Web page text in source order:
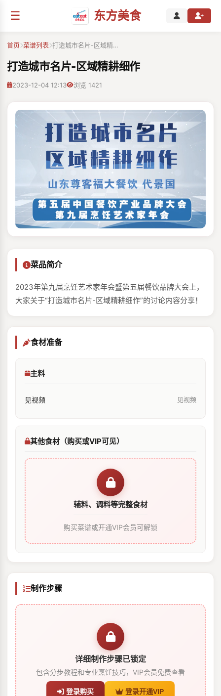
☰ 东方美食
首页 菜谱列表 打造城市名片-区域精…
打造城市名片-区域精耕细作
2023-12-04 12:13 浏览 1421
菜品简介
2023年第九届烹饪艺术家年会暨第五届餐饮品牌大会上，
大家关于“打造城市名片-区域精耕细作”的讨论内容分享！
食材准备
主料
见视频 见视频
其他食材（购买或VIP可见）
辅料、调料等完整食材
购买菜谱或开通VIP会员可解锁
制作步骤
详细制作步骤已锁定
包含分步教程和专业烹饪技巧，VIP会员免费查看
登录购买 登录开通VIP